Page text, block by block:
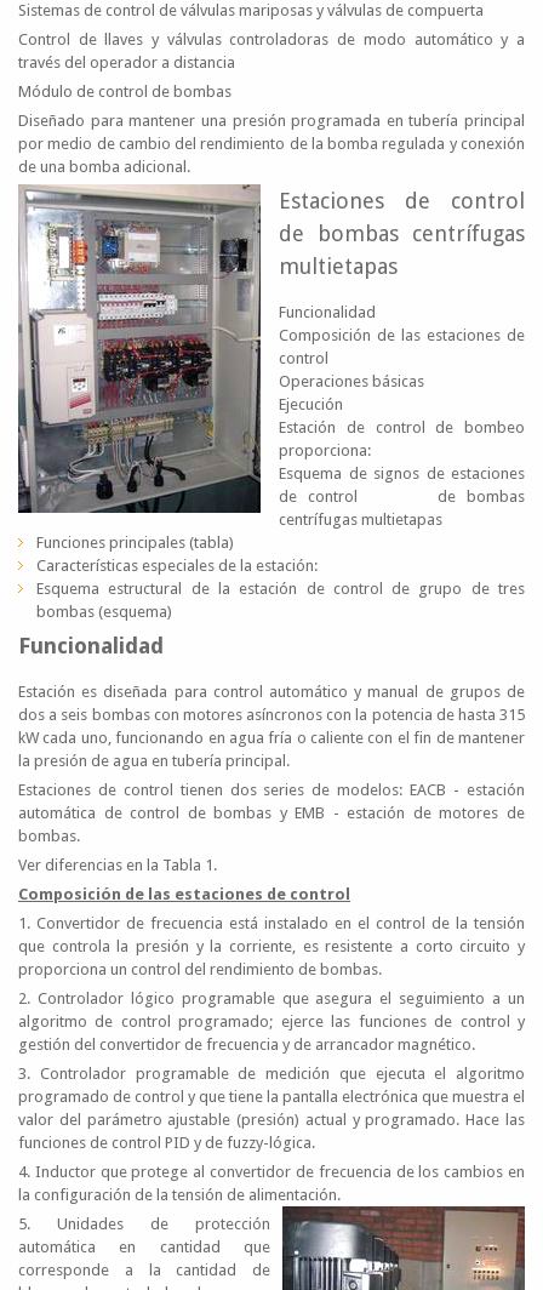
Sistemas de control de válvulas mariposas y válvulas de compuerta
Control de llaves y válvulas controladoras de modo automático y a
través del operador a distancia
Módulo de control de bombas
Diseñado para mantener una presión programada en tubería principal
por medio de cambio del rendimiento de la bomba regulada y conexión
de una bomba adicional.
Estaciones de control
de bombas centrífugas
multietapas
Funcionalidad
Composición de las estaciones de
control
Operaciones básicas
Ejecución
Estación de control de bombeo
proporciona:
Esquema de signos de estaciones
de control de bombas
centrífugas multietapas
Funciones principales (tabla)
Características especiales de la estación:
Esquema estructural de la estación de control de grupo de tres
bombas (esquema)
Funcionalidad
Estación es diseñada para control automático y manual de grupos de
dos a seis bombas con motores asíncronos con la potencia de hasta 315
kW cada uno, funcionando en agua fría o caliente con el fin de mantener
la presión de agua en tubería principal.
Estaciones de control tienen dos series de modelos: EACB - estación
automática de control de bombas y EMB - estación de motores de
bombas.
Ver diferencias en la Tabla 1.
Composición de las estaciones de control
1. Convertidor de frecuencia está instalado en el control de la tensión
que controla la presión y la corriente, es resistente a corto circuito y
proporciona un control del rendimiento de bombas.
2. Controlador lógico programable que asegura el seguimiento a un
algoritmo de control programado; ejerce las funciones de control y
gestión del convertidor de frecuencia y de arrancador magnético.
3. Controlador programable de medición que ejecuta el algoritmo
programado de control y que tiene la pantalla electrónica que muestra el
valor del parámetro ajustable (presión) actual y programado. Hace las
funciones de control PID y de fuzzy-lógica.
4. Inductor que protege al convertidor de frecuencia de los cambios en
la configuración de la tensión de alimentación.
5. Unidades de protección
automática en cantidad que
corresponde a la cantidad de